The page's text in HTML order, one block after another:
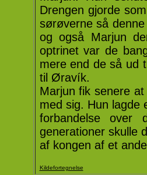
Drengen gjorde
sørøverne så
og også Marjun
optrinet var de
mere end de så ud
til Øravík.
Marjun fik senere
med sig. Hun lagde
forbandelse
generationer skulle
af kongen af et
Kildefortegnelse